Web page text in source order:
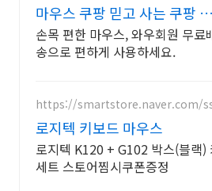
마우스 쿠팡 믿고 사는 쿠팡 마
우스
손목 편한 마우스, 와우회원 무료
송으로 편하게 사용하세요.
https://smartstore.naver.com/
로지텍 키보드 마우스
로지텍 K120 + G102 박스(블랙)
세트 스토어찜시쿠폰증정